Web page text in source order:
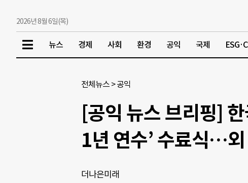
2026년 8월 6일(목)
뉴스 경제 사회 환경 공익 국제
전체뉴스 >공익
[공익 뉴스 브리핑]
1년 연수’ 수료식…외
더나은미래